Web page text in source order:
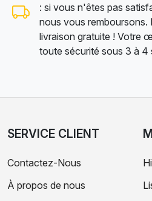
: si vous n'êtes pas
nous vous remboursons.
livraison gratuite ! Votre
toute sécurité sous 3 à 4
SERVICE CLIENT
Contactez-Nous
À propos de nous